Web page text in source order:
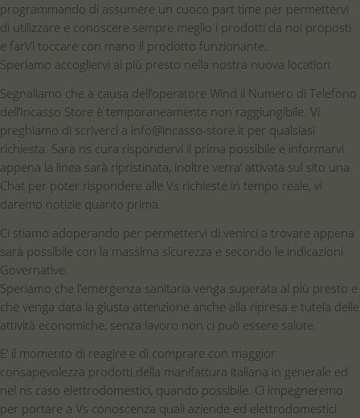
programmando di assumere un cuoco part time per permettervi
di utilizzare e conoscere sempre meglio i prodotti da noi proposti
e farVi toccare con mano il prodotto funzionante.
Speriamo accogliervi al più presto nella nostra nuova location.
Segnaliamo che a causa dell’operatore Wind il Numero di Telefono
dell’Incasso Store è temporaneamente non raggiungibile. Vi
preghiamo di scriverci a info@incasso-store.it per qualsiasi
richiesta. Sarà ns cura rispondervi il prima possibile e informarvi
appena la linea sarà ripristinata, inoltre verra’ attivata sul sito una
Chat per poter rispondere alle Vs richieste in tempo reale, vi
daremo notizie quanto prima.
Ci stiamo adoperando per permettervi di venirci a trovare appena
sarà possibile con la massima sicurezza e secondo le indicazioni
Governative.
Speriamo che l’emergenza sanitaria venga superata al più presto e
che venga data la giusta attenzione anche alla ripresa e tutela delle
attività economiche, senza lavoro non ci può essere salute.
E’ il momento di reagire e di comprare con maggior
consapevolezza prodotti della manifattura italiana in generale ed
nel ns caso elettrodomestici, quando possibile. Ci impegneremo
per portare a Vs conoscenza quali aziende ed elettrodomestici